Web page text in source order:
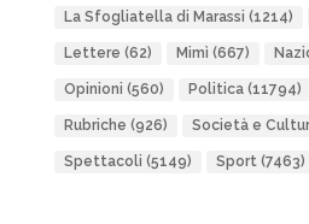
La Sfogliatella di Marassi (1214)
Lettere (62) Mimì (667)
Opinioni (560) Politica(11794)
Rubriche (926) Società e
Spettacoli (5149) Sport(7463)